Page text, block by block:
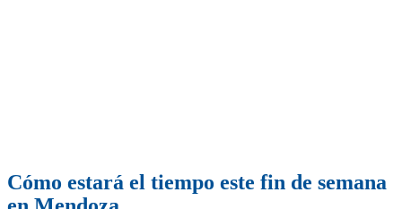
Cómo estará el tiempo este fin de semana